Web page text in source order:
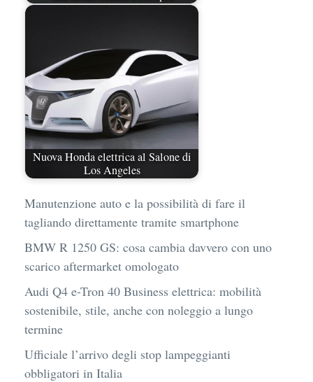
Nuova Honda elettrica al Salone di
Los Angeles
Manutenzione auto e la possibilità di fare il
tagliando direttamente tramite smartphone
BMW R 1250 GS: cosa cambia davvero con uno
scarico aftermarket omologato
Audi Q4 e-Tron 40 Business elettrica: mobilità
sostenibile, stile, anche con noleggio a lungo
termine
Ufficiale l’arrivo degli stop lampeggianti
obbligatori in Italia